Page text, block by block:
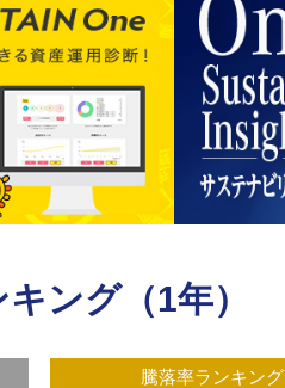
ング（1年）
騰落率ランキング